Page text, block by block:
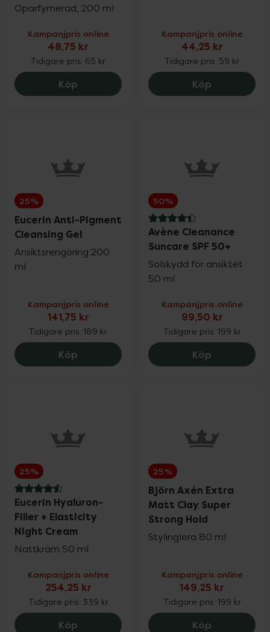
Oparfymerad, 200 ml
Kampanjpris online
48,75 kr
Tidigare pris: 65 kr
Köp Kronans Apotek Ansiktsvatten Torr &
Kampanjpris online
44,25 kr
Tidigare pris: 59 kr
Köp Kronans
25%
Eucerin Anti-Pigment
Cleansing Gel
Ansiktsrengöring 200
ml
Kampanjpris online
141,75 kr
Tidigare pris: 189 kr
Köp Eucerin Anti-Pigment Cleansing Gel,
50%
4.4 av 5 i omdöme
Avène Cleanance
Suncare SPF 50+
Solskydd för ansiktet
50 ml
Kampanjpris online
99,50 kr
Tidigare pris: 199 kr
Köp Avène
25%
4.6 av 5 i omdöme
Eucerin Hyaluron-
Filler + Elasticity
Night Cream
Nattkräm 50 ml
Kampanjpris online
254,25 kr
Tidigare pris: 339 kr
Köp Eucerin Hyaluron-Filler + Elasticity
25%
Björn Axén Extra
Matt Clay Super
Strong Hold
Stylinglera 80 ml
Kampanjpris online
149,25 kr
Tidigare pris: 199 kr
Köp Björn